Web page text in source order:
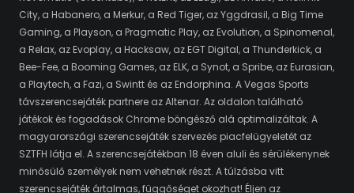
City, a Habanero, a Merkur, a Red Tiger, az Yggdrasil, a Big Time
Gaming, a Playson, a Pragmatic Play, az Evolution, a Spinomenal,
a Relax, az Evoplay, a Hacksaw, az EGT Digital, a Thunderkick, a
Bee-Fee, a Booming Games, az ELK, a Synot, a Spribe, az Eurasian,
a Playtech, a Fazi, a Swintt és az Endorphina. A Vegas Sports
távszerencsejáték partnere az Altenar. Az oldalon található
játékok és fogadások Chrome böngésző alá optimalizáltak. A
magyarországi szerencsejáték szervezés piacfelügyeletét az
SZTFH látja el. A szerencsejátékban 18 éven aluli és sérülékenynek
minősülő személyek nem vehetnek részt. A túlzásba vitt
szerencsejáték ártalmas, függőséget okozhat! Éljen az